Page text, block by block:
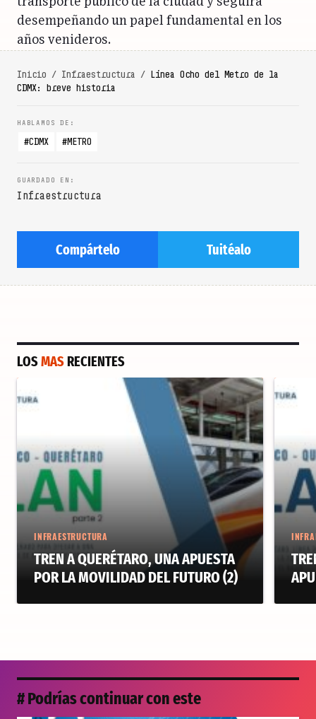
desempeñando un papel fundamental en los
años venideros.
Inicio / Infraestructura / Línea Ocho del Metro de la
CDMX: breve historia
CDMX METRO
Infraestructura
Compártelo Tuitéalo
LOSMAS RECIENTES
INFRAESTRUCTURA
TREN A QUERÉTARO, UNA APUESTA
POR LA MOVILIDAD DEL FUTURO (2)
# Podrías continuar con este